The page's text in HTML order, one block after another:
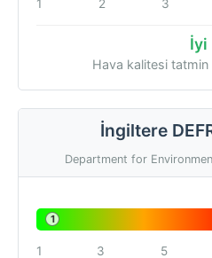
1 2 3
İyi
Hava kalitesi
İngiltere
Department for
1
1 3 5